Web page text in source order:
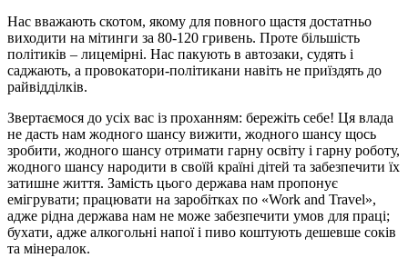
Нас вважають скотом, якому для повного щастя достатньо
виходити на мітинги за 80-120 гривень. Проте більшість
політиків – лицемірні. Нас пакують в автозаки, судять і
саджають, а провокатори-політикани навіть не приїздять до
райвідділків.
Звертаємося до усіх вас із проханням: бережіть себе! Ця влада
не дасть нам жодного шансу вижити, жодного шансу щось
зробити, жодного шансу отримати гарну освіту і гарну роботу,
жодного шансу народити в своїй країні дітей та забезпечити їх
затишне життя. Замість цього держава нам пропонує
емігрувати; працювати на заробітках по «Work and Travel»,
адже рідна держава нам не може забезпечити умов для праці;
бухати, адже алкогольні напої і пиво коштують дешевше соків
та мінералок.